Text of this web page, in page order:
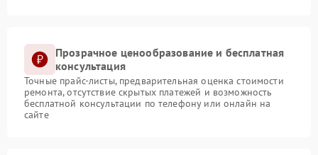
Прозрачное ценообразование и бесплатная
консультация
Точные прайс-листы, предварительная оценка стоимости
ремонта, отсутствие скрытых платежей и возможность
бесплатной консультации по телефону или онлайн на
сайте